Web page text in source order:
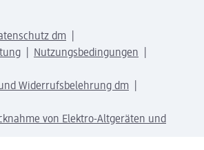
dm
Nutzungsbedingungen
Widerrufsbelehrung dm
von Elektro-Altgeräten und